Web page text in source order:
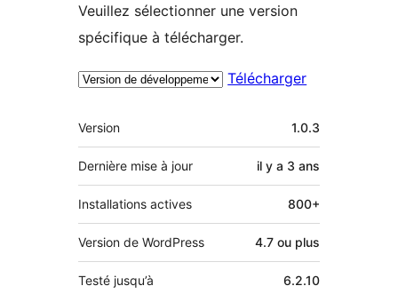
Veuillez sélectionner une version
spécifique à télécharger.
Télécharger
Méta
Version 1.0.3
Dernière mise à jour il y a 3 ans
Installations actives 800+
Version de WordPress 4.7 ou plus
Testé jusqu’à 6.2.10